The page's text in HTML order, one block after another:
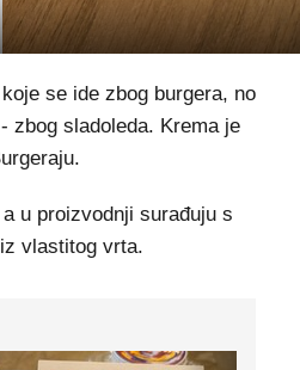
se ide zbog burgera, no
zbog sladoleda. Krema je
u proizvodnji surađuju s
vlastitog vrta.